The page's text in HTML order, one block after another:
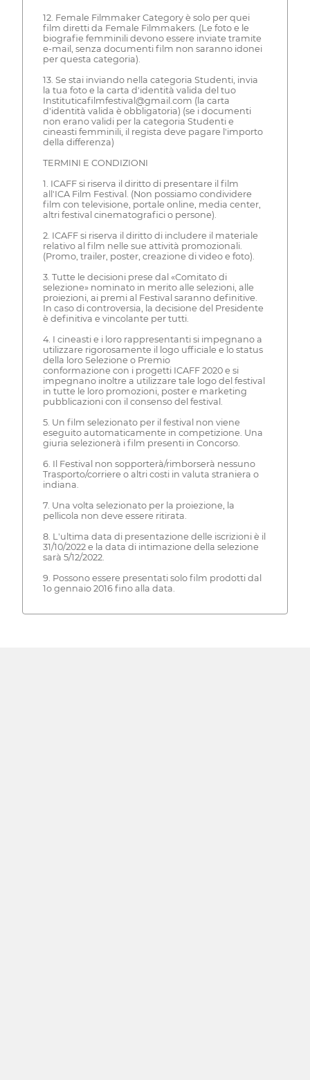
12. Female Filmmaker Category è solo per quei
film diretti da Female Filmmakers. (Le foto e le
biografie femminili devono essere inviate tramite
e-mail, senza documenti film non saranno idonei
per questa categoria).
13. Se stai inviando nella categoria Studenti, invia
la tua foto e la carta d'identità valida del tuo
Instituticafilmfestival@gmail.com (la carta
d'identità valida è obbligatoria) (se i documenti
non erano validi per la categoria Studenti e
cineasti femminili, il regista deve pagare l'importo
della differenza)
TERMINI E CONDIZIONI
1. ICAFF si riserva il diritto di presentare il film
all'ICA Film Festival. (Non possiamo condividere
film con televisione, portale online, media center,
altri festival cinematografici o persone).
2. ICAFF si riserva il diritto di includere il materiale
relativo al film nelle sue attività promozionali.
(Promo, trailer, poster, creazione di video e foto).
3. Tutte le decisioni prese dal «Comitato di
selezione» nominato in merito alle selezioni, alle
proiezioni, ai premi al Festival saranno definitive.
In caso di controversia, la decisione del Presidente
è definitiva e vincolante per tutti.
4. I cineasti e i loro rappresentanti si impegnano a
utilizzare rigorosamente il logo ufficiale e lo status
della loro Selezione o Premio
conformazione con i progetti ICAFF 2020 e si
impegnano inoltre a utilizzare tale logo del festival
in tutte le loro promozioni, poster e marketing
pubblicazioni con il consenso del festival.
5. Un film selezionato per il festival non viene
eseguito automaticamente in competizione. Una
giuria selezionerà i film presenti in Concorso.
6. Il Festival non sopporterà/rimborserà nessuno
Trasporto/corriere o altri costi in valuta straniera o
indiana.
7. Una volta selezionato per la proiezione, la
pellicola non deve essere ritirata.
8. L'ultima data di presentazione delle iscrizioni è il
31/10/2022 e la data di intimazione della selezione
sarà 5/12/2022.
9. Possono essere presentati solo film prodotti dal
1o gennaio 2016 fino alla data.